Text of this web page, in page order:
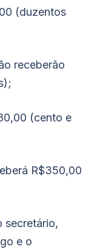
(duzentos
receberão
(cento e
R$350,00
secretário,
e o